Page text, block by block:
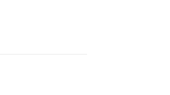
€.€.